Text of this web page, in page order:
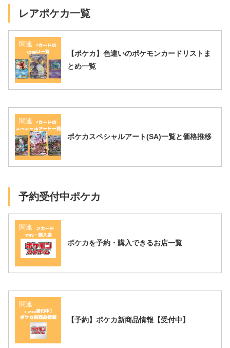
レアポケカ一覧
関連
【ポケカ】色違いのポケモンカードリストま
とめ一覧
関連
ポケカスペシャルアート(SA)一覧と価格推移
予約受付中ポケカ
関連
ポケカを予約・購入できるお店一覧
関連
【予約】ポケカ新商品情報【受付中】